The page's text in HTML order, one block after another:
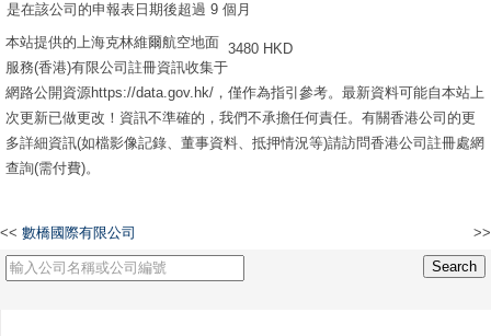
是在該公司的申報表日期後超過 9 個月
3480 HKD
本站提供的上海克林維爾航空地面
服務(香港)有限公司註冊資訊收集于
網路公開資源https://data.gov.hk/，僅作為指引參考。最新資料可能自本站上
次更新已做更改！資訊不準確的，我們不承擔任何責任。有關香港公司的更
多詳細資訊(如檔影像記錄、董事資料、抵押情況等)請訪問香港公司註冊處網
查詢(需付費)。
<< 數橋國際有限公司 >>